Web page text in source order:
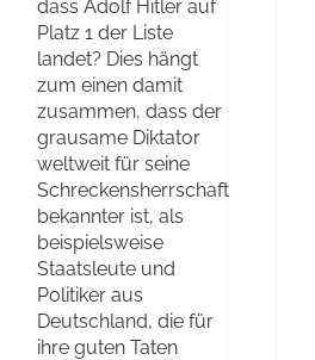
dass Adolf Hitler auf
Platz 1 der Liste
landet? Dies hängt
zum einen damit
zusammen, dass der
grausame Diktator
weltweit für seine
Schreckensherrschaft
bekannter ist, als
beispielsweise
Staatsleute und
Politiker aus
Deutschland, die für
ihre guten Taten